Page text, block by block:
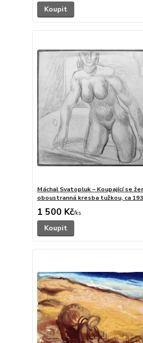
Koupit
Máchal Svatopluk – Koupající se
oboustranná kresba tužkou, ca
1 500 Kč/ks
Koupit